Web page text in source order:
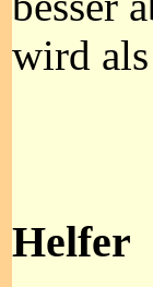
wird
Helfer